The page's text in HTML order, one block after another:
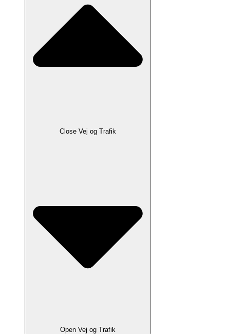
Close Vej og Trafik
Open Vej og Trafik